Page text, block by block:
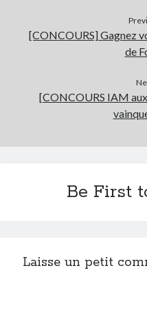
[CONCOURS] Gagnez
de
[CONCOURS IAM
Be First
Laisse un petit